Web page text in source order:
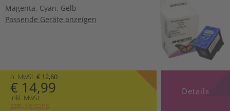
Magenta, Cyan, Gelb
Passende Geräte anzeigen
o. MwSt. € 12,60
€ 14,99
inkl. MwSt.
zzgl. Versand
Details